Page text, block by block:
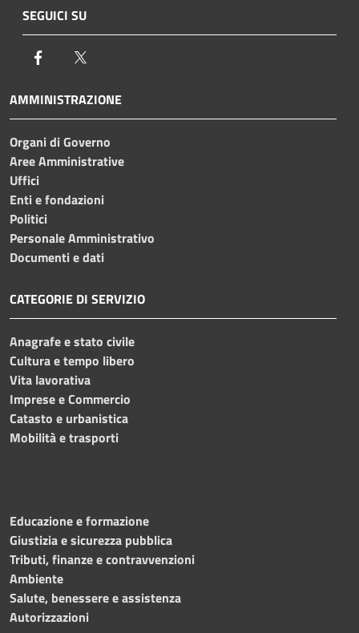
SEGUICI SU
Facebook
AMMINISTRAZIONE
Organi di Governo
Aree Amministrative
Uffici
Enti e fondazioni
Politici
Personale Amministrativo
Documenti e dati
CATEGORIE DI SERVIZIO
Anagrafe e stato civile
Cultura e tempo libero
Vita lavorativa
Imprese e Commercio
Catasto e urbanistica
Mobilità e trasporti
Educazione e formazione
Giustizia e sicurezza pubblica
Tributi, finanze e contravvenzioni
Ambiente
Salute, benessere e assistenza
Autorizzazioni